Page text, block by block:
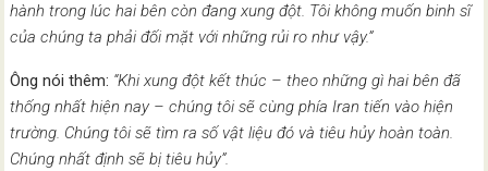
hành trong lúc hai bên còn đang xung đột. Tôi không muốn binh sĩ
của chúng ta phải đối mặt với những rủi ro như vậy.”
Ông nói thêm: “Khi xung đột kết thúc – theo những gì hai bên đã
thống nhất hiện nay – chúng tôi sẽ cùng phía Iran tiến vào hiện
trường. Chúng tôi sẽ tìm ra số vật liệu đó và tiêu hủy hoàn toàn.
Chúng nhất định sẽ bị tiêu hủy”.